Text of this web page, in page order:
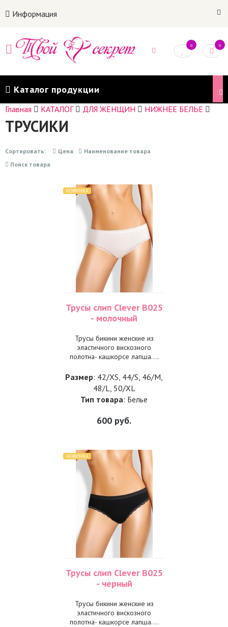
Информация
0 0
Каталог продукции
Главная КАТАЛОГ ДЛЯ ЖЕНЩИН НИЖНЕЕ БЕЛЬЕ
ТРУСИКИ
Сортировать: Цена
Наименование товара
Поиск товара
НОВИНКА
Трусы слип Clever B025
- молочный
Трусы бикини женские из
эластичного вискозного
полотна- кашкорсе лапша....
Размер: 42/XS, 44/S, 46/M,
48/L, 50/XL
Тип товара: Белье
600 руб.
НОВИНКА
Трусы слип Clever B025
- черный
Трусы бикини женские из
эластичного вискозного
полотна- кашкорсе лапша....